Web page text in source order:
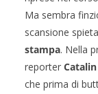
Ma sembra
scansione
stampa. Nella
reporter
che prima di